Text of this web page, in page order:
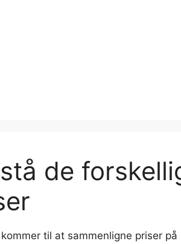
de
til at sammenligne priser